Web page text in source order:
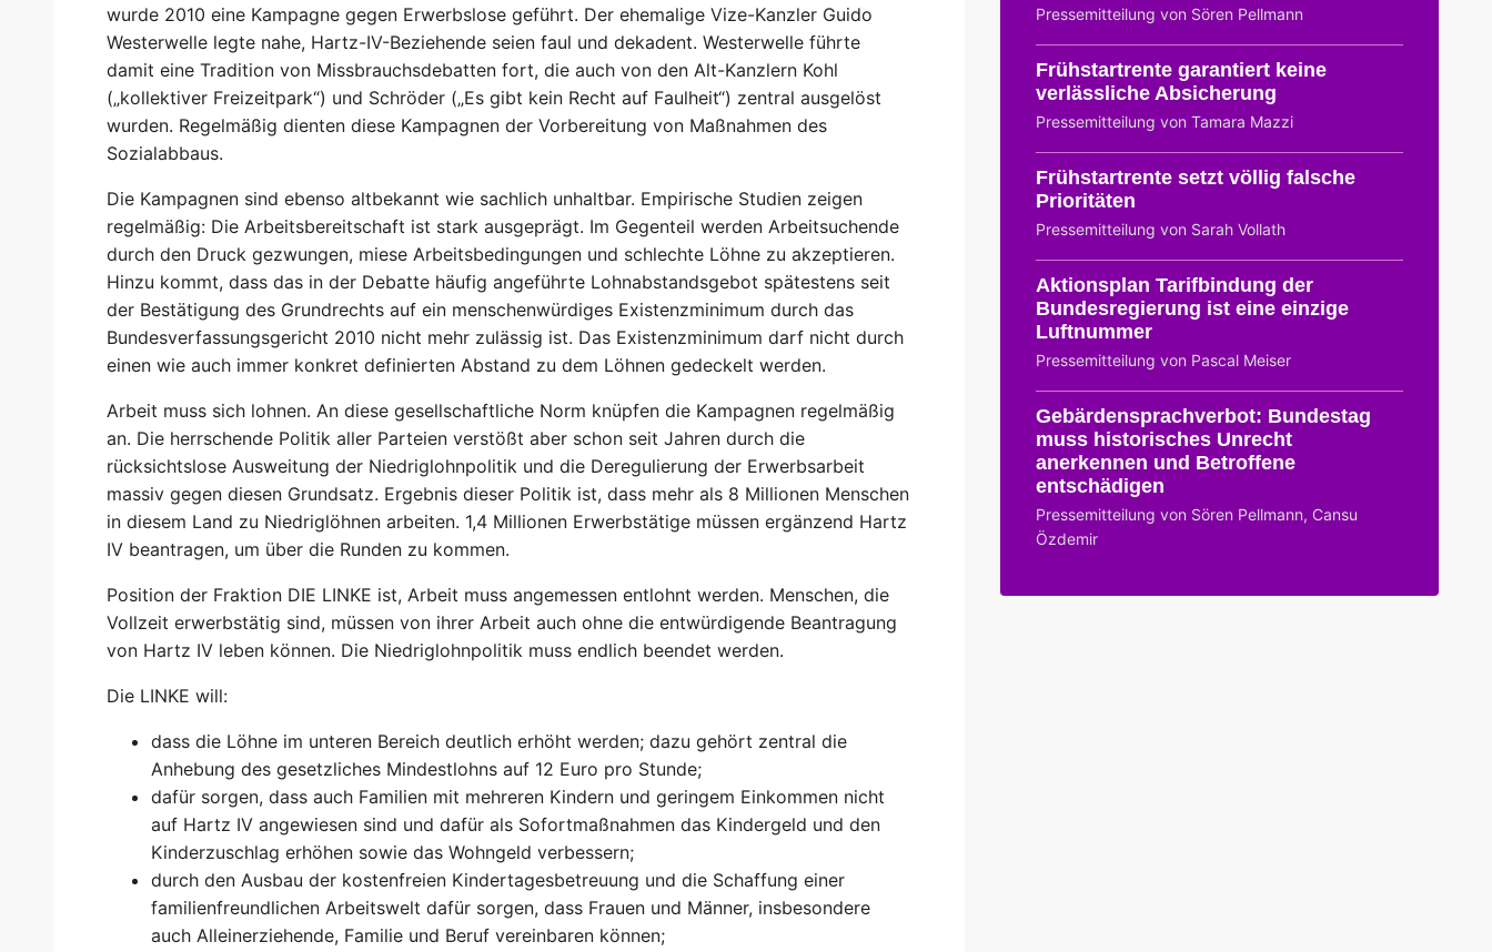
wurde 2010 eine Kampagne gegen Erwerbslose geführt. Der ehemalige Vize-Kanzler Guido
Westerwelle legte nahe, Hartz-IV-Beziehende seien faul und dekadent. Westerwelle führte
damit eine Tradition von Missbrauchsdebatten fort, die auch von den Alt-Kanzlern Kohl
(„kollektiver Freizeitpark“) und Schröder („Es gibt kein Recht auf Faulheit“) zentral ausgelöst
wurden. Regelmäßig dienten diese Kampagnen der Vorbereitung von Maßnahmen des
Sozialabbaus.
Die Kampagnen sind ebenso altbekannt wie sachlich unhaltbar. Empirische Studien zeigen
regelmäßig: Die Arbeitsbereitschaft ist stark ausgeprägt. Im Gegenteil werden Arbeitsuchende
durch den Druck gezwungen, miese Arbeitsbedingungen und schlechte Löhne zu akzeptieren.
Hinzu kommt, dass das in der Debatte häufig angeführte Lohnabstandsgebot spätestens seit
der Bestätigung des Grundrechts auf ein menschenwürdiges Existenzminimum durch das
Bundesverfassungsgericht 2010 nicht mehr zulässig ist. Das Existenzminimum darf nicht durch
einen wie auch immer konkret definierten Abstand zu dem Löhnen gedeckelt werden.
Arbeit muss sich lohnen. An diese gesellschaftliche Norm knüpfen die Kampagnen regelmäßig
an. Die herrschende Politik aller Parteien verstößt aber schon seit Jahren durch die
rücksichtslose Ausweitung der Niedriglohnpolitik und die Deregulierung der Erwerbsarbeit
massiv gegen diesen Grundsatz. Ergebnis dieser Politik ist, dass mehr als 8 Millionen Menschen
in diesem Land zu Niedriglöhnen arbeiten. 1,4 Millionen Erwerbstätige müssen ergänzend Hartz
IV beantragen, um über die Runden zu kommen.
Position der Fraktion DIE LINKE ist, Arbeit muss angemessen entlohnt werden. Menschen, die
Vollzeit erwerbstätig sind, müssen von ihrer Arbeit auch ohne die entwürdigende Beantragung
von Hartz IV leben können. Die Niedriglohnpolitik muss endlich beendet werden.
Die LINKE will:
dass die Löhne im unteren Bereich deutlich erhöht werden; dazu gehört zentral die
Anhebung des gesetzliches Mindestlohns auf 12 Euro pro Stunde;
dafür sorgen, dass auch Familien mit mehreren Kindern und geringem Einkommen nicht
auf Hartz IV angewiesen sind und dafür als Sofortmaßnahmen das Kindergeld und den
Kinderzuschlag erhöhen sowie das Wohngeld verbessern;
durch den Ausbau der kostenfreien Kindertagesbetreuung und die Schaffung einer
familienfreundlichen Arbeitswelt dafür sorgen, dass Frauen und Männer, insbesondere
auch Alleinerziehende, Familie und Beruf vereinbaren können;
Pressemitteilung von Sören Pellmann
Frühstartrente garantiert keine
verlässliche Absicherung
Pressemitteilung von Tamara Mazzi
Frühstartrente setzt völlig falsche
Prioritäten
Pressemitteilung von Sarah Vollath
Aktionsplan Tarifbindung der
Bundesregierung ist eine einzige
Luftnummer
Pressemitteilung von Pascal Meiser
Gebärdensprachverbot: Bundestag
muss historisches Unrecht
anerkennen und Betroffene
entschädigen
Pressemitteilung von Sören Pellmann, Cansu
Özdemir